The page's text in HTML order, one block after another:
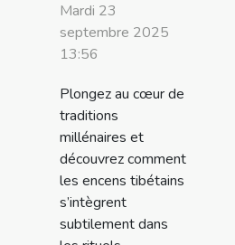
Mardi 23
septembre 2025
13:56
Plongez au cœur de
traditions
millénaires et
découvrez comment
les encens tibétains
s’intègrent
subtilement dans